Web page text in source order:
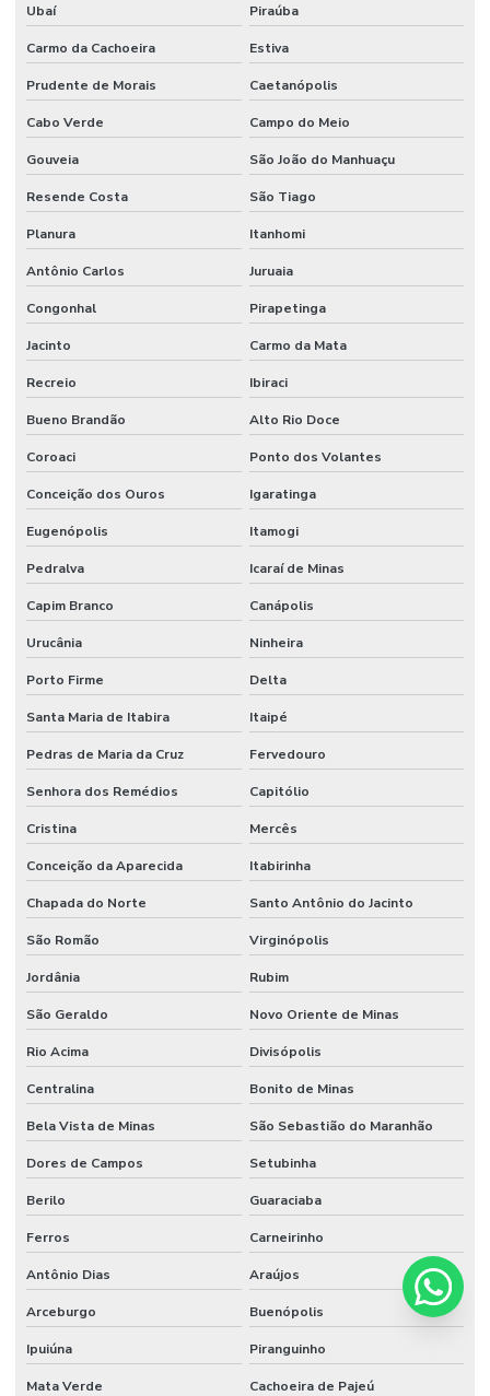
Ubaí Piraúba
Carmo da Cachoeira Estiva
Prudente de Morais Caetanópolis
Cabo Verde Campo do Meio
Gouveia São João do Manhuaçu
Resende Costa São Tiago
Planura Itanhomi
Antônio Carlos Juruaia
Congonhal Pirapetinga
Jacinto Carmo da Mata
Recreio Ibiraci
Bueno Brandão Alto Rio Doce
Coroaci Ponto dos Volantes
Conceição dos Ouros Igaratinga
Eugenópolis Itamogi
Pedralva Icaraí de Minas
Capim Branco Canápolis
Urucânia Ninheira
Porto Firme Delta
Santa Maria de Itabira Itaipé
Pedras de Maria da Cruz Fervedouro
Senhora dos Remédios Capitólio
Cristina Mercês
Conceição da Aparecida Itabirinha
Chapada do Norte Santo Antônio do Jacinto
São Romão Virginópolis
Jordânia Rubim
São Geraldo Novo Oriente de Minas
Rio Acima Divisópolis
Centralina Bonito de Minas
Bela Vista de Minas São Sebastião do Maranhão
Dores de Campos Setubinha
Berilo Guaraciaba
Ferros Carneirinho
Antônio Dias Araújos
Arceburgo Buenópolis
Ipuiúna Piranguinho
Mata Verde Cachoeira de Pajeú